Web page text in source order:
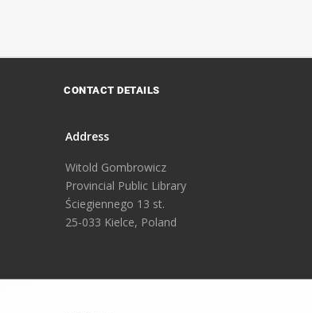
CONTACT DETAILS
Address
Witold Gombrowicz
Provincial Public Library
Ściegiennego 13 st.
25-033 Kielce, Poland